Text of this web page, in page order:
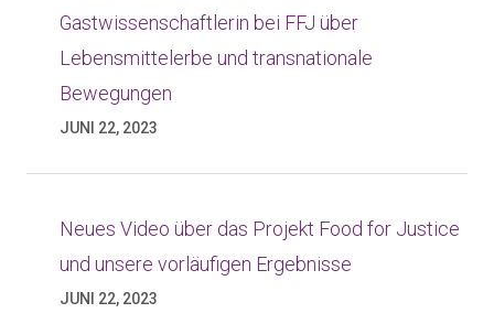
Gastwissenschaftlerin bei FFJ über
Lebensmittelerbe und transnationale
Bewegungen
JUNI 22, 2023
Neues Video über das Projekt Food for Justice
und unsere vorläufigen Ergebnisse
JUNI 22, 2023